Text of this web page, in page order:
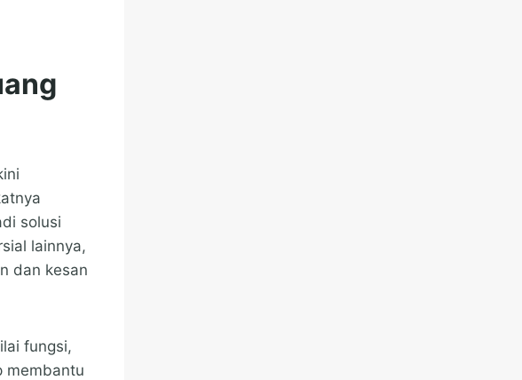
solusi
lainnya,
dan kesan
fungsi,
membantu